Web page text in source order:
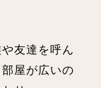
友達を呼ん
屋が広いの